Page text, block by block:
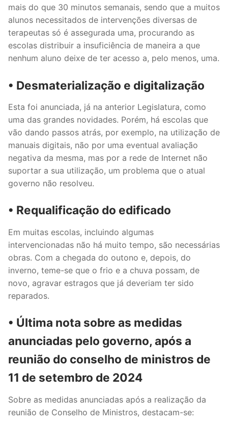
mais do que 30 minutos semanais, sendo que a muitos
alunos necessitados de intervenções diversas de
terapeutas só é assegurada uma, procurando as
escolas distribuir a insuficiência de maneira a que
nenhum aluno deixe de ter acesso a, pelo menos, uma.
• Desmaterialização e digitalização
Esta foi anunciada, já na anterior Legislatura, como
uma das grandes novidades. Porém, há escolas que
vão dando passos atrás, por exemplo, na utilização de
manuais digitais, não por uma eventual avaliação
negativa da mesma, mas por a rede de Internet não
suportar a sua utilização, um problema que o atual
governo não resolveu.
• Requalificação do edificado
Em muitas escolas, incluindo algumas
intervencionadas não há muito tempo, são necessárias
obras. Com a chegada do outono e, depois, do
inverno, teme-se que o frio e a chuva possam, de
novo, agravar estragos que já deveriam ter sido
reparados.
• Última nota sobre as medidas
anunciadas pelo governo, após a
reunião do conselho de ministros de
11 de setembro de 2024
Sobre as medidas anunciadas após a realização da
reunião de Conselho de Ministros, destacam-se: